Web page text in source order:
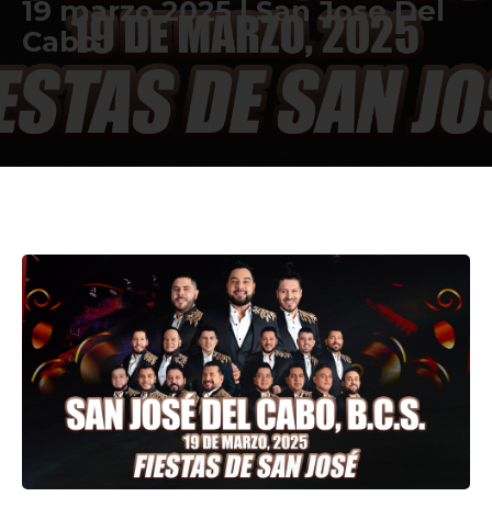
19 marzo 2025 | San Jose Del
Cabo